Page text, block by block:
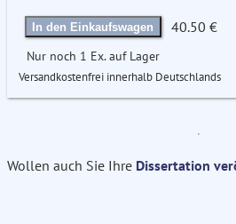
In den Einkaufswagen 40.50 €
Nur noch 1 Ex. auf Lager
Versandkostenfrei innerhalb Deutschlands
Wollen auch Sie Ihre Dissertation